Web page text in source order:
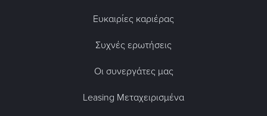
Ευκαιρίες καριέρας
Συχνές ερωτήσεις
Οι συνεργάτες μας
Leasing Μεταχειρισμένα